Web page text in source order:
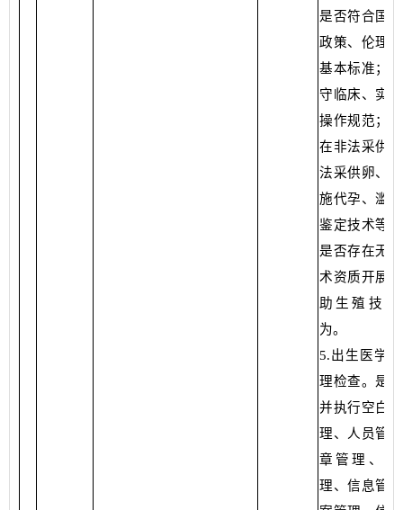
是否符合国
政策、伦理
基本标准；
守临床、实
操作规范；
在非法采供
法采供卵、
施代孕、滥
鉴定技术等
是否存在无
术资质开展
助生殖技术
为。
5.出生医学
理检查。是
并执行空白
理、人员管
章管理、废
理、信息管